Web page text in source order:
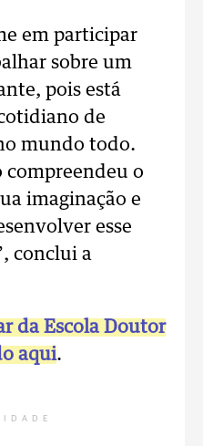
em participar
sobre um
pois está
de
mundo todo.
compreendeu o
imaginação e
esse
conclui a
da Escola Doutor
aqui.